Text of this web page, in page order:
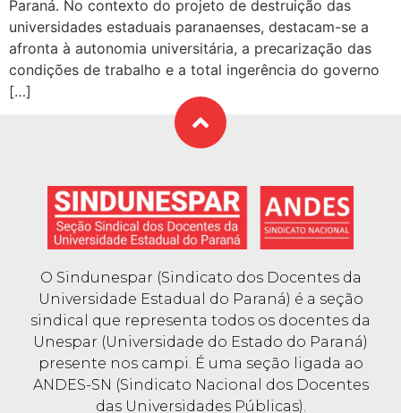
Paraná. No contexto do projeto de destruição das
universidades estaduais paranaenses, destacam-se a
afronta à autonomia universitária, a precarização das
condições de trabalho e a total ingerência do governo
[…]
O Sindunespar (Sindicato dos Docentes da
Universidade Estadual do Paraná) é a seção
sindical que representa todos os docentes da
Unespar (Universidade do Estado do Paraná)
presente nos campi. É uma seção ligada ao
ANDES-SN (Sindicato Nacional dos Docentes
das Universidades Públicas).